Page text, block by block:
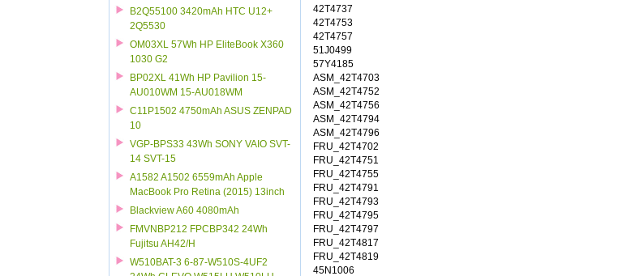
B2Q55100 3420mAh HTC U12+
2Q5530
OM03XL 57Wh HP EliteBook X360
1030 G2
BP02XL 41Wh HP Pavilion 15-
AU010WM 15-AU018WM
C11P1502 4750mAh ASUS ZENPAD
10
VGP-BPS33 43Wh SONY VAIO SVT-
14 SVT-15
A1582 A1502 6559mAh Apple
MacBook Pro Retina (2015) 13inch
Blackview A60 4080mAh
FMVNBP212 FPCBP342 24Wh
Fujitsu AH42/H
W510BAT-3 6-87-W510S-4UF2
42T4737
42T4753
42T4757
51J0499
57Y4185
ASM_42T4703
ASM_42T4752
ASM_42T4756
ASM_42T4794
ASM_42T4796
FRU_42T4702
FRU_42T4751
FRU_42T4755
FRU_42T4791
FRU_42T4793
FRU_42T4795
FRU_42T4797
FRU_42T4817
FRU_42T4819
45N1006